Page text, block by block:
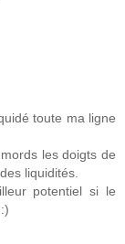
toute ma ligne
les doigts de
liquidités.
potentiel si le